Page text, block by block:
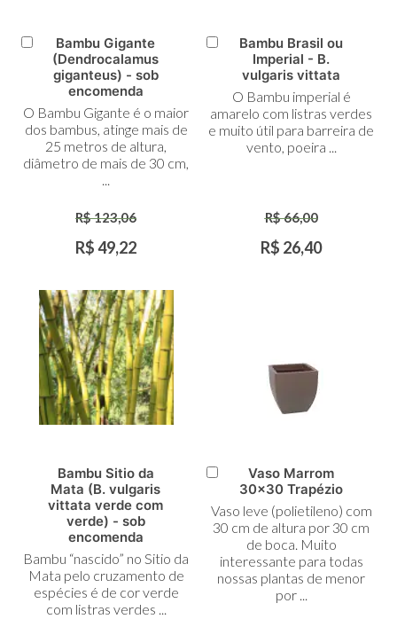
Adicionar
Carrinho
Bambu Gigante
(Dendrocalamus
giganteus) - sob
encomenda
O Bambu Gigante é o maior
dos bambus, atinge mais de
25 metros de altura,
diâmetro de mais de 30 cm,
...
R$ 123,06
R$ 49,22
Adicionar
Bambu Brasil ou
Imperial - B.
vulgaris vittata
O Bambu imperial é
amarelo com listras verdes
e muito útil para barreira de
vento, poeira ...
R$ 66,00
R$ 26,40
Bambu Sitio da
Mata (B. vulgaris
vittata verde com
verde) - sob
encomenda
Bambu “nascido” no Sitio da
Mata pelo cruzamento de
espécies é de cor verde
com listras verdes ...
Adicionar
Carrinho
Vaso Marrom
30x30 Trapézio
Vaso leve (polietileno) com
30 cm de altura por 30 cm
de boca. Muito
interessante para todas
nossas plantas de menor
por ...